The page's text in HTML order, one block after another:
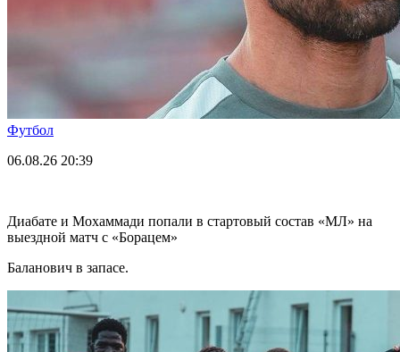
Футбол
06.08.26 20:39
Диабате и Мохаммади попали в стартовый состав «МЛ» на
выездной матч с «Борацем»
Баланович в запасе.